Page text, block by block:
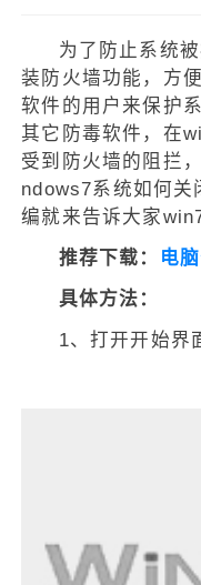
为了防止系统
装防火墙功能，方
软件的用户来保护
其它防毒软件，在
受到防火墙的阻拦
ndows7系统如何关
编就来告诉大家
推荐下载：
电
具体方法：
1、打开开始界